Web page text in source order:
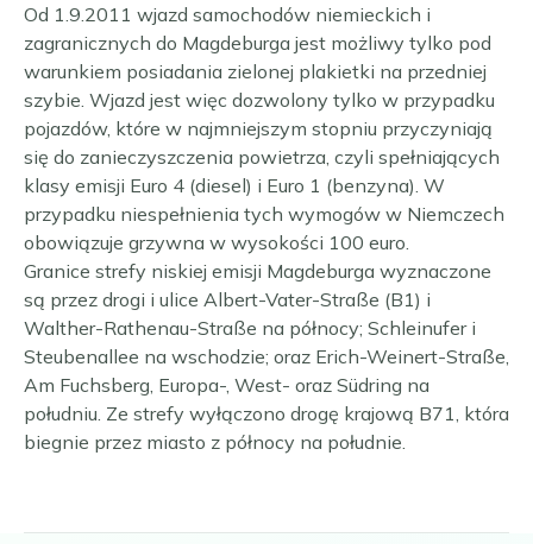
Od 1.9.2011 wjazd samochodów niemieckich i
zagranicznych do Magdeburga jest możliwy tylko pod
warunkiem posiadania zielonej plakietki na przedniej
szybie. Wjazd jest więc dozwolony tylko w przypadku
pojazdów, które w najmniejszym stopniu przyczyniają
się do zanieczyszczenia powietrza, czyli spełniających
klasy emisji Euro 4 (diesel) i Euro 1 (benzyna). W
przypadku niespełnienia tych wymogów w Niemczech
obowiązuje grzywna w wysokości 100 euro.
Granice strefy niskiej emisji Magdeburga wyznaczone
są przez drogi i ulice Albert-Vater-Straße (B1) i
Walther-Rathenau-Straße na północy; Schleinufer i
Steubenallee na wschodzie; oraz Erich-Weinert-Straße,
Am Fuchsberg, Europa-, West- oraz Südring na
południu. Ze strefy wyłączono drogę krajową B71, która
biegnie przez miasto z północy na południe.